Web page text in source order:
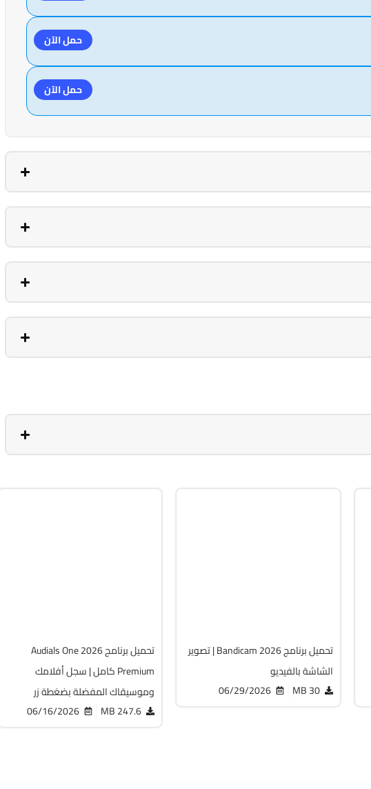
حمل الآن
حمل الآن
تحميل برنامج Bandicam 2026 | تصوير
الشاشة بالفيديو
30 MB
06/29/2026
تحميل برنامج Audials One 2026
Premium كامل | سجل أفلامك
وموسيقاك المفضلة بضغطة زر
247.6 MB
06/16/2026